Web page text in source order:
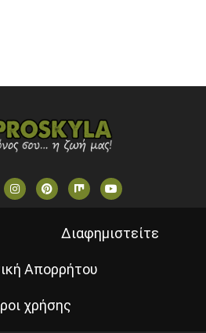
Διαφημιστείτε
Απορρήτου
χρήσης